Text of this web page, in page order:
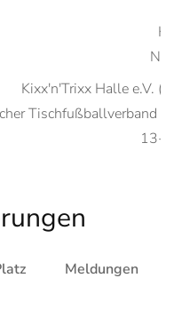
Kixx'n'Trixx Halle e.V.
Tischfußballverband
13-
Meldungen